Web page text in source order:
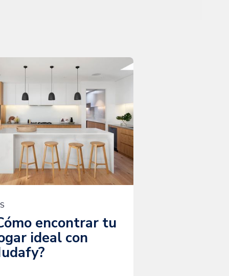
encontrar tu
ideal con